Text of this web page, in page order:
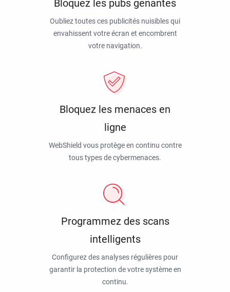
Bloquez les pubs gênantes
Oubliez toutes ces publicités nuisibles qui
envahissent votre écran et encombrent
votre navigation.
Bloquez les menaces en
ligne
WebShield vous protège en continu contre
tous types de cybermenaces.
Programmez des scans
intelligents
Configurez des analyses régulières pour
garantir la protection de votre système en
continu.